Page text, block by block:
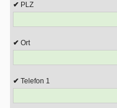
PLZ
Ort
Telefon 1